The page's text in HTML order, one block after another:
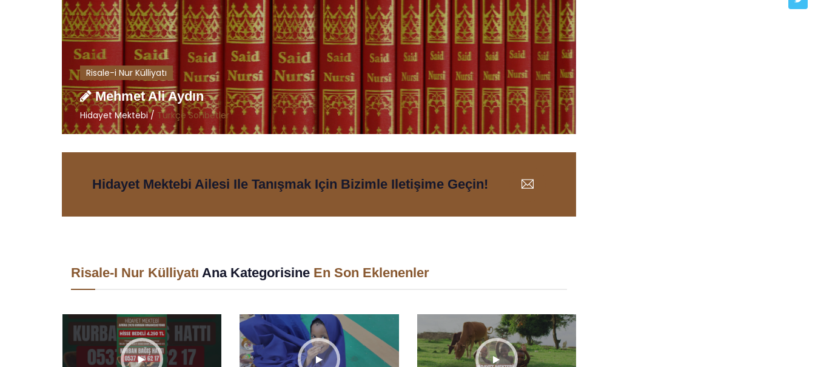
Risale-i Nur Külliyatı
Mehmet Ali Aydın
Hidayet Mektebi / Türkçe Sohbetler
Hidayet Mektebi Ailesi Ile Tanışmak Için Bizimle Iletişime Geçin!
Risale-I Nur Külliyatı Ana Kategorisine En Son Eklenenler